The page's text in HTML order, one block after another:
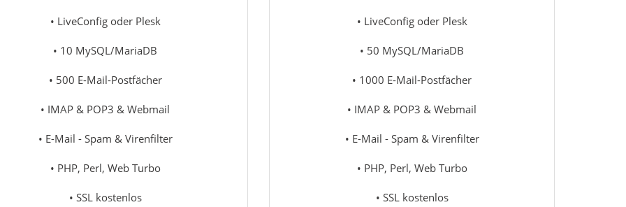
• LiveConfig oder Plesk
• 10 MySQL/MariaDB
• 500 E-Mail-Postfächer
• IMAP & POP3 & Webmail
• E-Mail - Spam & Virenfilter
• PHP, Perl, Web Turbo
• SSL kostenlos
• LiveConfig oder Plesk
• 50 MySQL/MariaDB
• 1000 E-Mail-Postfächer
• IMAP & POP3 & Webmail
• E-Mail - Spam & Virenfilter
• PHP, Perl, Web Turbo
• SSL kostenlos